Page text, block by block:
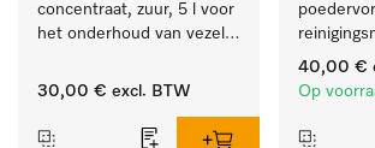
concentraat, zuur, 5 l voor
het onderhoud van vezels
zacht blijft.
30,00 € excl. BTW
alkalisch,
reinigen
40,00 €
Op